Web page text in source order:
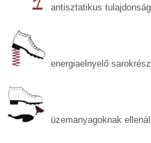
antisztatikus
energiaelnyelő
üzemanyagoknak